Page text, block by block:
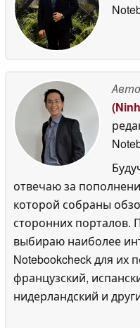
отвечаю за
которой собраны
сторонних порталов.
выбираю наиболее
Notebookcheck для их
французский,
нидерландский и